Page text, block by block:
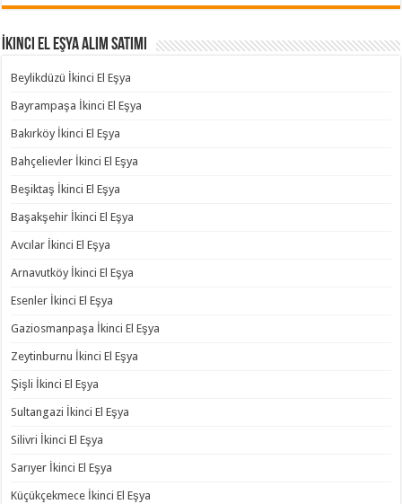
İkinci El Eşya Alım Satımı
Beylikdüzü İkinci El Eşya
Bayrampaşa İkinci El Eşya
Bakırköy İkinci El Eşya
Bahçelievler İkinci El Eşya
Beşiktaş İkinci El Eşya
Başakşehir İkinci El Eşya
Avcılar İkinci El Eşya
Arnavutköy İkinci El Eşya
Esenler İkinci El Eşya
Gaziosmanpaşa İkinci El Eşya
Zeytinburnu İkinci El Eşya
Şişli İkinci El Eşya
Sultangazi İkinci El Eşya
Silivri İkinci El Eşya
Sarıyer İkinci El Eşya
Küçükçekmece İkinci El Eşya